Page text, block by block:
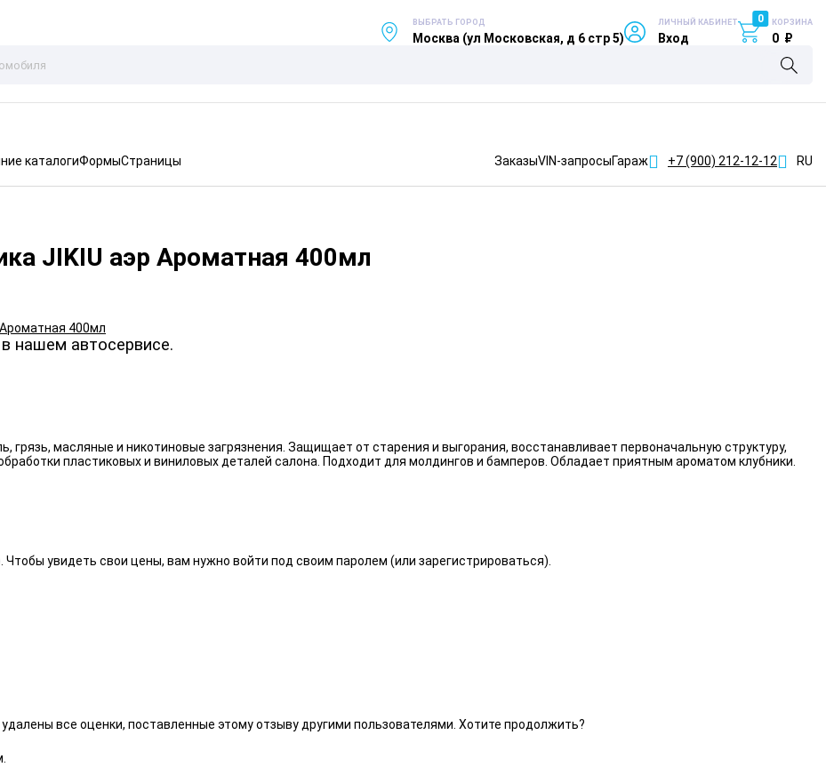
ВЫБРАТЬ ГОРОД
Москва (ул Московская, д 6 стр 5)
ЛИЧНЫЙ КАБИНЕТ
Вход
0 КОРЗИНА
0 ₽
каталогиФормыСтраницы ЗаказыVIN-запросыГараж +7 (900) 212-12-12 RU
JIKIU аэр Ароматная 400мл
нашем автосервисе.
грязь, масляные и никотиновые загрязнения. Защищает от старения и выгорания, восстанавливает первоначальную структуру,
пластиковых и виниловых деталей салона. Подходит для молдингов и бамперов. Обладает приятным ароматом клубники.
увидеть свои цены, вам нужно войти под своим паролем (или зарегистрироваться).
все оценки, поставленные этому отзыву другими пользователями. Хотите продолжить?